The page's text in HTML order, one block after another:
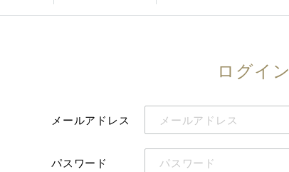
ログイン
メールアドレス
パスワード